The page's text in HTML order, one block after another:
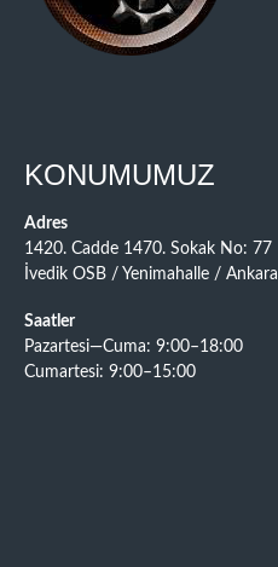
KONUMUMUZ
Adres
1420. Cadde 1470. Sokak No: 77
İvedik OSB / Yenimahalle / Ankara
Saatler
Pazartesi—Cuma: 9:00–18:00
Cumartesi: 9:00–15:00